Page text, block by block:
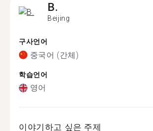
B.
Beijing
구사언어
중국어 (간체)
학습언어
영어
이야기하고 싶은 주제